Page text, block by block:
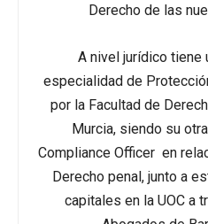
Derecho de las
A nivel jurídico tiene
especialidad de
por la Facultad de
Murcia, siendo su
Compliance Officer en
Derecho penal, junto a
capitales en la UOC a